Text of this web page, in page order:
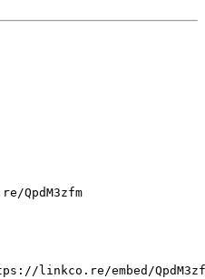
QpdM3zfm
linkco.re/embed/